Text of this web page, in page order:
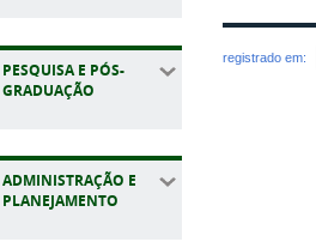
PESQUISA E PÓS-
GRADUAÇÃO
ADMINISTRAÇÃO E
PLANEJAMENTO
registrado em: